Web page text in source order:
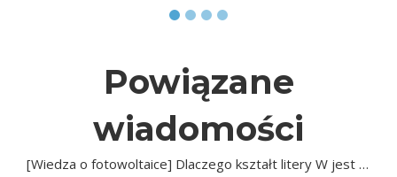
Powiązane
wiadomości
[Wiedza o fotowoltaice] Dlaczego kształt litery W jest preferowanym wyborem komercyjnym